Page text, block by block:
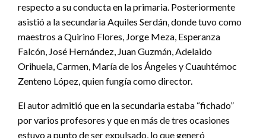
respecto a su conducta en la primaria. Posteriormente
asistió a la secundaria Aquiles Serdán, donde tuvo como
maestros a Quirino Flores, Jorge Meza, Esperanza
Falcón, José Hernández, Juan Guzmán, Adelaido
Orihuela, Carmen, María de los Ángeles y Cuauhtémoc
Zenteno López, quien fungía como director.
El autor admitió que en la secundaria estaba “fichado”
por varios profesores y que en más de tres ocasiones
estuvo a punto de ser expulsado, lo que generó